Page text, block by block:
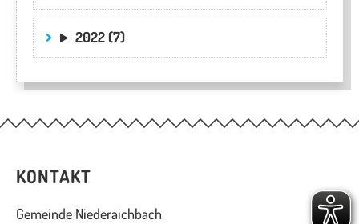
2022 (7)
KONTAKT
Gemeinde Niederaichbach